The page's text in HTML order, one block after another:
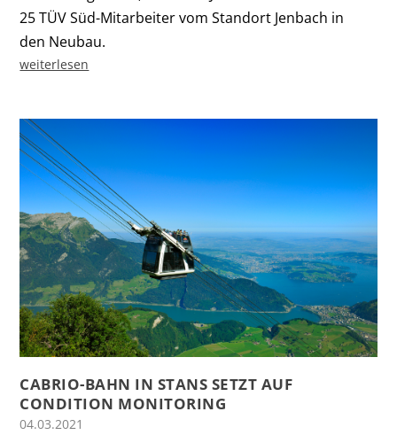
25 TÜV Süd-Mitarbeiter vom Standort Jenbach in
den Neubau.
weiterlesen
CABRIO-BAHN IN STANS SETZT AUF
CONDITION MONITORING
04.03.2021